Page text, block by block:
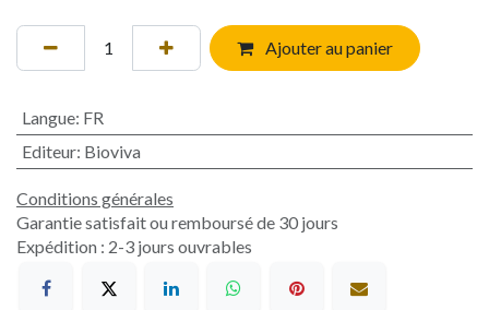
Ajouter au panier
Langue: FR
Editeur: Bioviva
Conditions générales
Garantie satisfait ou remboursé de 30 jours
Expédition : 2-3 jours ouvrables